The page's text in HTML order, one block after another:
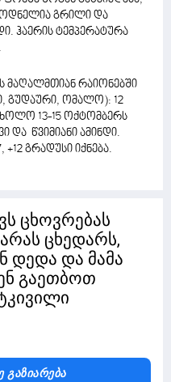
გრილი და
ჰაერის ტემპერატურა
მაღალმთიან რაიონებში
გუდაური, ომალო): 12
13-15 ოქტომბერს
წვიმიანი ამინდი.
გრადუსი იქნება.
ცხოვრებას
ცხედარს,
დედა და მამა
გაეთბოთ
Გაზიარება